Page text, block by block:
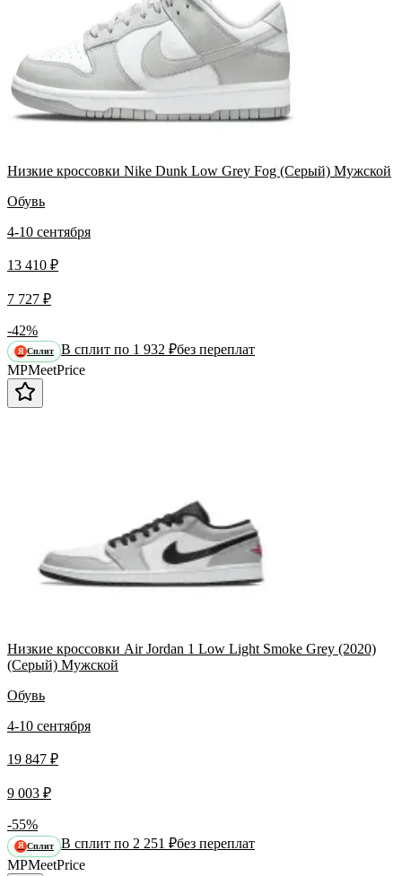
Низкие кроссовки Nike Dunk Low Grey Fog (Серый) Мужской
Обувь
4-10 сентября
13 410 ₽
7 727 ₽
-42%
Я Сплит В сплит по 1 932 ₽без переплат
MPMeetPrice
Низкие кроссовки Air Jordan 1 Low Light Smoke Grey (2020)
(Серый) Мужской
Обувь
4-10 сентября
19 847 ₽
9 003 ₽
-55%
Я Сплит В сплит по 2 251 ₽без переплат
MPMeetPrice